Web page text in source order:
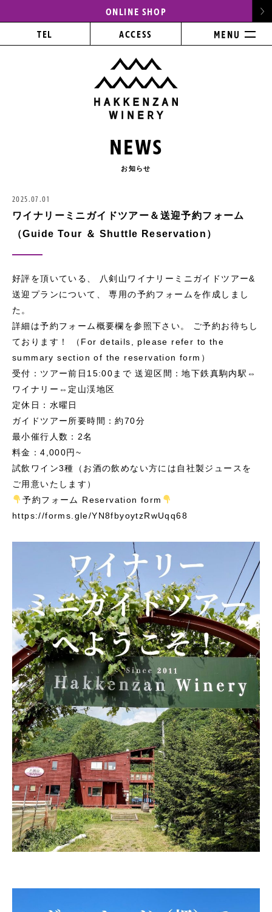
ONLINE SHOP
TEL ACCESS
NEWS
お知らせ
2025.07.01
ワイナリーミニガイドツアー＆送迎予約フォーム
（Guide Tour ＆ Shuttle Reservation）
好評を頂いている、
八剣山ワイナリーミニガイドツアー&
送迎プランについて、
専用の予約フォームを作成しまし
た。
詳細は予約フォーム概要欄を参照下さい。
ご予約お待ちし
ております！
（For details, please refer to the
summary section of the reservation form）
受付：ツアー前日15:00まで 送迎区間：地下鉄真駒内駅⇔
ワイナリー⇔定山渓地区
定休日：水曜日
ガイドツアー所要時間：約70分
最小催行人数：2名
料金：4,000円~
試飲ワイン3種（お酒の飲めない方には自社製ジュースを
ご用意いたします）
️予約フォーム Reservation form
https://forms.gle/YN8fbyoytzRwUqq68